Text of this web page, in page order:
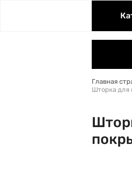
Главная
Шторка для